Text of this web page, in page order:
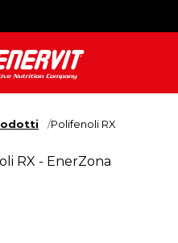
Polifenoli RX